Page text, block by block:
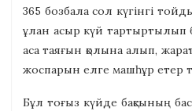
365 бозбала сол күгінгі
ұлан асыр күй тартыртылып
аса таяғын қолына алып,
жоспарын елге машһұр етер
Бұл тоғыз күйде бақсының